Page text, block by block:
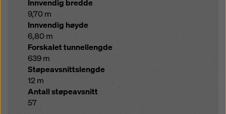
Innvendig bredde
9,70 m
Innvendig høyde
6,80 m
Forskalet tunnellengde
639 m
Støpeavsnittslengde
12 m
Antall støpeavsnitt
57